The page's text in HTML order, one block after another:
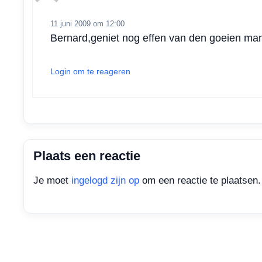
11 juni 2009 om 12:00
Bernard,geniet nog effen van den goeien
Login om te reageren
Plaats een reactie
Je moet ingelogd zijn op om een reactie te plaatsen.